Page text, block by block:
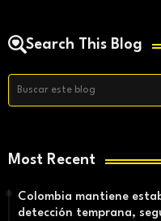
Search This Blog
Most Recent
Colombia mantiene
detección temprana,